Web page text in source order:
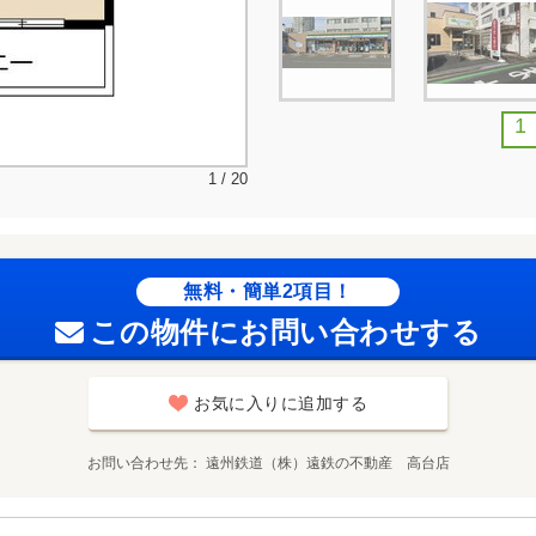
1 / 20
1
無料・簡単2項目！
この物件にお問い合わせする
お気に入りに追加する
お問い合わせ先 遠州鉄道（株）遠鉄の不動産 高台店